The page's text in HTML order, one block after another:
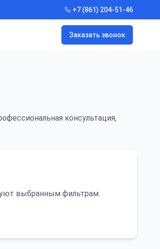
+7 (861) 204-51-46
Заказать звонок
консультация,
выбранным фильтрам.